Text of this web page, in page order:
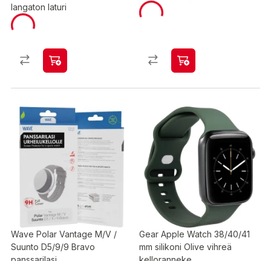
langaton laturi
Wave Polar Vantage M/V /
Suunto D5/9/9 Bravo
Gear Apple Watch 38/40/41
mm silikoni Olive vihreä